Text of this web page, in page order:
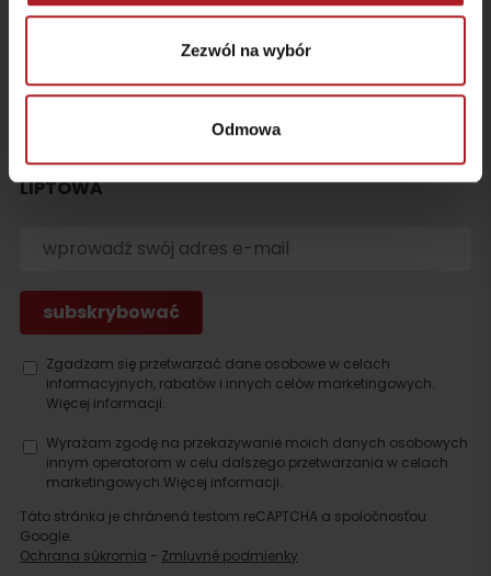
Zezwól na wybór
Odmowa
Cookies
enjoytatras.com
SUBSKRYBUJ NAJNOWSZE WIADOMOŚCI Z
LIPTOWA
Zgadzam się przetwarzać dane osobowe w celach
informacyjnych, rabatów i innych celów marketingowych.
Więcej informacji.
Wyrażam zgodę na przekazywanie moich danych osobowych
innym operatorom w celu dalszego przetwarzania w celach
marketingowych.Więcej informacji.
Táto stránka je chránená testom reCAPTCHA a spoločnosťou
Google.
Ochrana súkromia - Zmluvné podmienky